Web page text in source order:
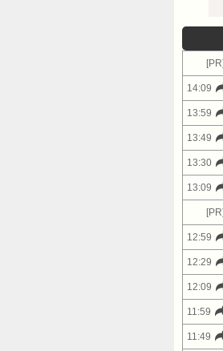
[PR]
14:09
13:59
13:49
13:30
13:09
[PR]
12:59
12:29
12:09
11:59
11:49